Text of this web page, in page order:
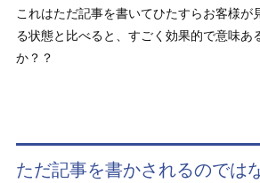
これはただ記事を書いてひたすらお客様が
る状態と比べると、すごく効果的で意味あ
か？？
ただ記事を書かされるのでは